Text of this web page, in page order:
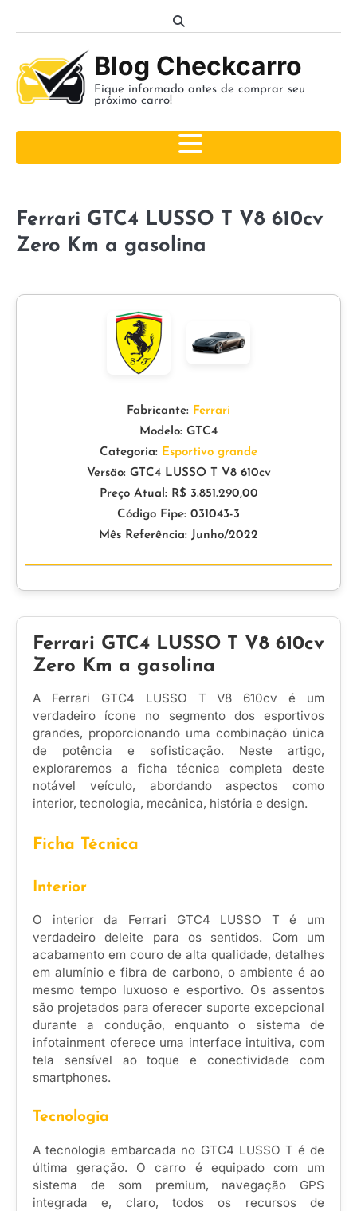
Blog Checkcarro
Fique informado antes de comprar seu
próximo carro!
Ferrari GTC4 LUSSO T V8 610cv
Zero Km a gasolina
Fabricante: Ferrari
Modelo: GTC4
Categoria: Esportivo grande
Versão: GTC4 LUSSO T V8 610cv
Preço Atual: R$ 3.851.290,00
Código Fipe: 031043-3
Mês Referência: Junho/2022
Ferrari GTC4 LUSSO T V8 610cv
Zero Km a gasolina
A Ferrari GTC4 LUSSO T V8 610cv é um
verdadeiro ícone no segmento dos esportivos
grandes, proporcionando uma combinação única
de potência e sofisticação. Neste artigo,
exploraremos a ficha técnica completa deste
notável veículo, abordando aspectos como
interior, tecnologia, mecânica, história e design.
Ficha Técnica
Interior
O interior da Ferrari GTC4 LUSSO T é um
verdadeiro deleite para os sentidos. Com um
acabamento em couro de alta qualidade, detalhes
em alumínio e fibra de carbono, o ambiente é ao
mesmo tempo luxuoso e esportivo. Os assentos
são projetados para oferecer suporte excepcional
durante a condução, enquanto o sistema de
infotainment oferece uma interface intuitiva, com
tela sensível ao toque e conectividade com
smartphones.
Tecnologia
A tecnologia embarcada no GTC4 LUSSO T é de
última geração. O carro é equipado com um
sistema de som premium, navegação GPS
integrada e, claro, todos os recursos de